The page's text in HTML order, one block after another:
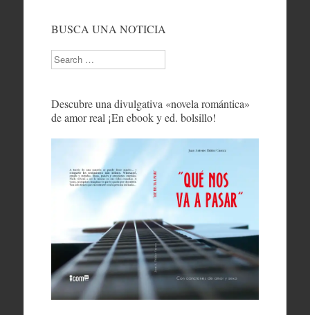
BUSCA UNA NOTICIA
Search
Descubre una divulgativa «novela romántica»
de amor real ¡En ebook y ed. bolsillo!